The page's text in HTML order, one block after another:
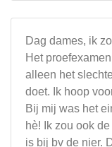
Dag dames, ik
Het
alleen het
doet. Ik hoop
Bij mij was het
hè! Ik zou ook
is bij bv de nier.